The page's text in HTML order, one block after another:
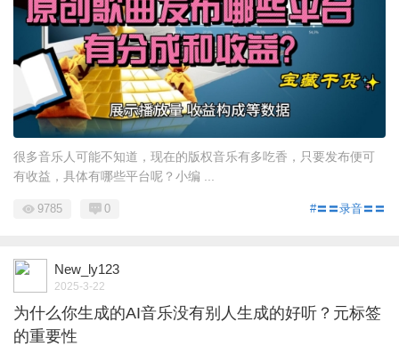
很多音乐人可能不知道，现在的版权音乐有多吃香，只要发布便可
有收益，具体有哪些平台呢？小编 ...
#〓〓录音〓〓
9785 0
New_ly123
2025-3-22
为什么你生成的AI音乐没有别人生成的好听？元标签
的重要性